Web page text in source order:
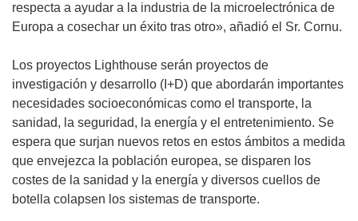
respecta a ayudar a la industria de la microelectrónica de
Europa a cosechar un éxito tras otro», añadió el Sr. Cornu.
Los proyectos Lighthouse serán proyectos de
investigación y desarrollo (I+D) que abordarán importantes
necesidades socioeconómicas como el transporte, la
sanidad, la seguridad, la energía y el entretenimiento. Se
espera que surjan nuevos retos en estos ámbitos a medida
que envejezca la población europea, se disparen los
costes de la sanidad y la energía y diversos cuellos de
botella colapsen los sistemas de transporte.